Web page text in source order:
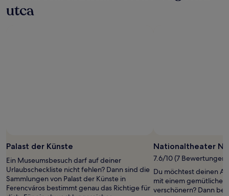
utca
Palast der Künste
Ein Museumsbesuch darf auf deiner
Urlaubscheckliste nicht fehlen? Dann sind die
Sammlungen von Palast der Künste in
Ferencváros bestimmt genau das Richtige für
Nationaltheater
7.6/10 (7 Bewertungen)
Du möchtest deinen
mit einem
verschönern? Dann